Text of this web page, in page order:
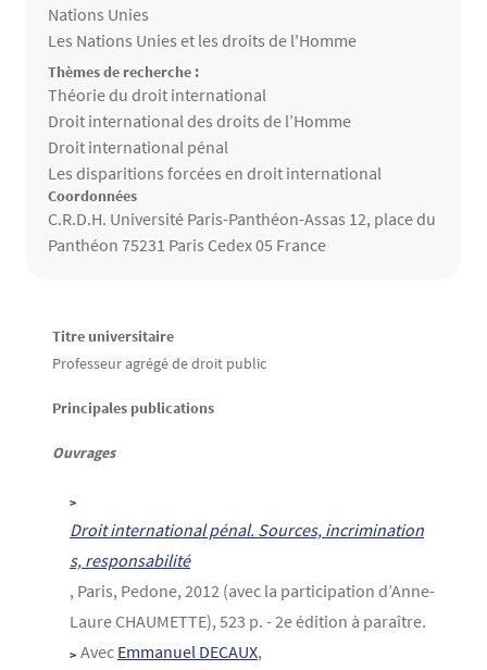
Nations Unies
Les Nations Unies et les droits de l'Homme
Thèmes de recherche :
Thèmes de recherche
Théorie du droit international
Droit international des droits de l’Homme
Droit international pénal
Les disparitions forcées en droit international
Coordonnées
C.R.D.H. Université Paris-Panthéon-Assas 12, place du
Panthéon 75231 Paris Cedex 05 France
Contenu
Texte
Titre universitaire
Professeur agrégé de droit public
Principales publications
Ouvrages
Droit international pénal. Sources, incrimination
s, responsabilité
, Paris, Pedone, 2012 (avec la participation d’Anne-
Laure CHAUMETTE), 523 p. - 2e édition à paraître.
Avec Emmanuel DECAUX,